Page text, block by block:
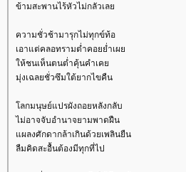
ข้ามสะพานไร้หัวไม่กลัวเล
ความชั่วช้ามารุกไม่ทุกข์ท้อ
เอาแต่คลอทรามต่ำคอยย่ำเผ
ห้ชนเห็นตนต่ำคุ้นคำเค
มุ่งเฉลยชั่วซึมใต้ยากไขคืน
ลกมนุษย์แปรผังถอยหลังกลับ
ไม่อาจจับอำนาจยามพาดฝืน
ผลงศักดากล้าเกินด้วยเพลินยืน
ลืมคิดสะอื้นต้องมีทุกที่ไป